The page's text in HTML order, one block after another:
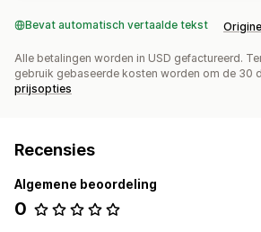
Bevat automatisch vertaalde tekst
Alle betalingen worden in USD gefactureerd.
gebruik gebaseerde kosten worden om de 30
prijsopties
Recensies
Algemene beoordeling
0